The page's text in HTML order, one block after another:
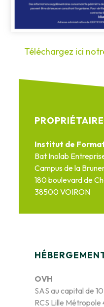
Téléchargez ici
PROPRIÉTAIRE
Institut de
Bat Inolab
Campus de la
180 boulevard de
38500 VOIRON
OVH
SAS au capital de
RCS Lille Métropole